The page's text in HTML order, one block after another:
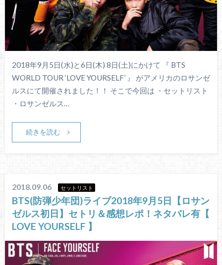
2018年9月5日(水)と6日(木) 8日(土)にかけて 『 BTS
WORLD TOUR ‘LOVE YOURSELF’ 』 がアメリカのロサンゼ
ルスにて開催されました！！ そこで今回は ・セットリスト
・ロサンゼルス…
続きを読む
2018.09.06 セットリスト
BTS(防弾少年団)ライブ2018年9月5日【ロサン
ゼルス初日】セトリ＆感想レポ！ネタバレ有【
LOVE YOURSELF 】